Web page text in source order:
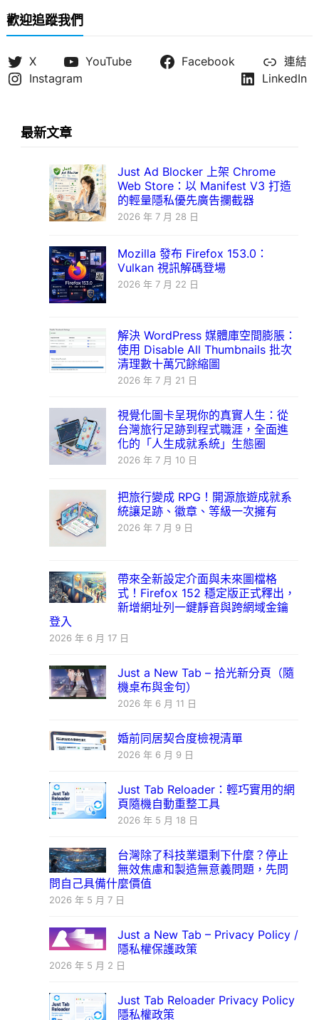
歡迎追蹤我們
X YouTube Facebook
連結
Instagram
LinkedIn
最新文章
Just Ad Blocker 上架 Chrome
Web Store：以 Manifest V3 打造
的輕量隱私優先廣告攔截器
2026 年 7 月 28 日
Mozilla 發布 Firefox 153.0：
Vulkan 視訊解碼登場
2026 年 7 月 22 日
解決 WordPress 媒體庫空間膨脹：
使用 Disable All Thumbnails 批次
清理數十萬冗餘縮圖
2026 年 7 月 21 日
視覺化圖卡呈現你的真實人生：從
台灣旅行足跡到程式職涯，全面進
化的「人生成就系統」生態圈
2026 年 7 月 10 日
把旅行變成 RPG！開源旅遊成就系
統讓足跡、徽章、等級一次擁有
2026 年 7 月 9 日
帶來全新設定介面與未來圖檔格
式！Firefox 152 穩定版正式釋出，
新增網址列一鍵靜音與跨網域金鑰
登入
2026 年 6 月 17 日
Just a New Tab – 拾光新分頁（隨
機桌布與金句）
2026 年 6 月 11 日
婚前同居契合度檢視清單
2026 年 6 月 9 日
Just Tab Reloader：輕巧實用的網
頁隨機自動重整工具
2026 年 5 月 18 日
台灣除了科技業還剩下什麼？停止
無效焦慮和製造無意義問題，先問
問自己具備什麼價值
2026 年 5 月 7 日
Just a New Tab – Privacy Policy /
隱私權保護政策
2026 年 5 月 2 日
Just Tab Reloader Privacy Policy
隱私權政策